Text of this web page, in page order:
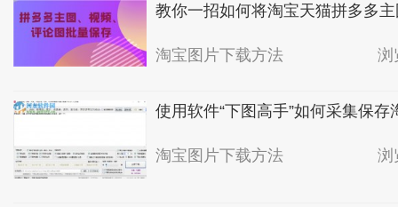
教你一招如何将淘宝天猫拼多多
淘宝图片下载方法 浏
使用软件“下图高手”如何采集保
淘宝图片下载方法 浏